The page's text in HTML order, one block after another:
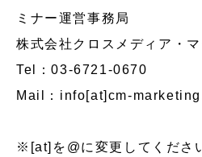
ミナー運営事務局
株式会社クロスメディア・
Tel：03-6721-0670
Mail：info[at]cm-
※[at]を@に変更してくださ